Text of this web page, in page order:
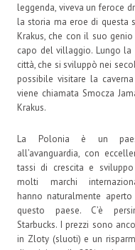
leggenda, viveva un feroce
la storia ma eroe di questa
Krakus, che con il suo
capo del villaggio. Lungo
città, che si sviluppò nei
possibile visitare la
viene chiamata Smocza
Krakus.
La Polonia è un
all’avanguardia, con
tassi di crescita e
molti marchi
hanno naturalmente aperto
questo paese. C’è
Starbucks. I prezzi sono
in Zloty (sluoti) e un